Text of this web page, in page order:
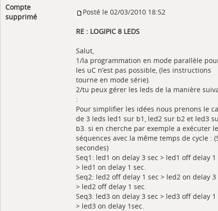
Compte
supprimé
Posté le 02/03/2010 18:52
RE : LOGIPIC 8 LEDS
Salut,
1/la programmation en mode parallèle
les uC n’est pas possible, (les instructions
tourne en mode série).
2/tu peux gérer les leds de la manière
:
Pour simplifier les idées nous prenons le
de 3 leds led1 sur b1, led2 sur b2 et led3
b3. si en cherche par exemple a exécuter
séquences avec la même temps de cycle :
secondes)
Seq1: led1 on delay 3 sec > led1 off delay 1
> led1 on delay 1 sec.
Seq2: led2 off delay 1 sec > led2 on delay 3
> led2 off delay 1 sec.
Seq3: led3 on delay 3 sec > led3 off delay 1
> led3 on delay 1sec.